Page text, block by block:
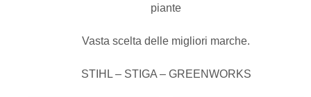
piante
Vasta scelta delle migliori marche.
STIHL – STIGA – GREENWORKS